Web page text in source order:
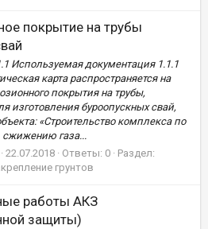
покрытие на трубы
Используемая документация 1.1.1
карта распространяется на
покрытия на трубы,
изготовления буроопускных свай,
«Строительство комплекса по
сжижению газа...
22.07.2018 Ответы: 0
Раздел:
грунтов
работы АКЗ
защиты)